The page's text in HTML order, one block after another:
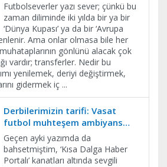
Futbolseverler yazı sever; çünkü bu
zaman diliminde iki yılda bir ya bir
‘Dünya Kupası’ ya da bir ‘Avrupa
Ama onlar olmasa bile her
gönlünü alacak çok
vardır; transferler. Nedir bu
yenilemek, deriyi değiştirmek,
gidermek iç ...
Derbilerimizin tarifi: Vasat
futbol muhteşem ambiyans…
Geçen ayki yazımda da
bahsetmiştim, ‘Kısa Dalga Haber
Portalı’ kanatları altında sevgili